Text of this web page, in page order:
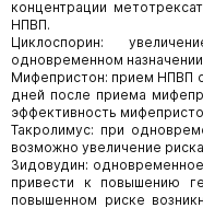
концентрации
НПВП.
Циклоспорин:
одновременном
Мифепристон: прием НПВП
дней после приема
эффективность
Такролимус: при
возможно увеличение
Зидовудин:
привести к повышению
повышенном риске